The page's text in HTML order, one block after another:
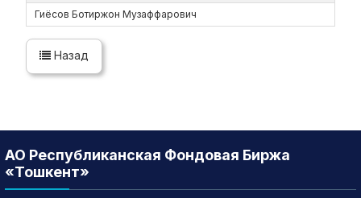
Гиёсов Ботиржон Музаффарович
Назад
АО Республиканская Фондовая Биржа
«Тошкент»